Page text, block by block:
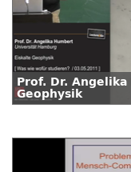
Prof. Dr.
Geophysik